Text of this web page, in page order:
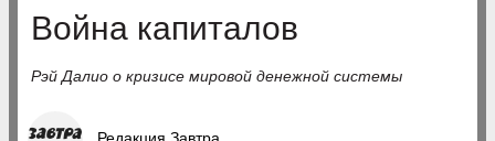
Война капиталов
Рэй Далио о кризисе мировой денежной системы
Редакция Завтра